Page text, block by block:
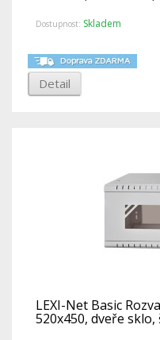
Dostupnost: Skladem
Detail
LEXI-Net Basic
520x450, dveře sklo,